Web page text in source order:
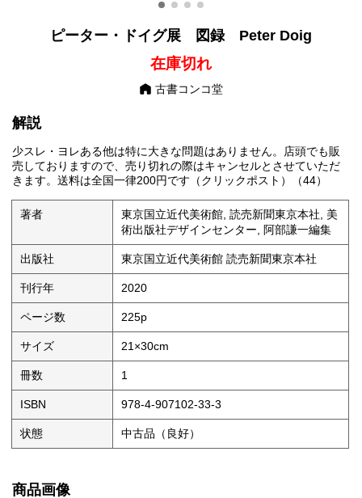
ピーター・ドイグ展 図録 Peter Doig
在庫切れ
古書コンコ堂
解説
少スレ・ヨレある他は特に大きな問題はありません。店頭でも販
売しておりますので、売り切れの際はキャンセルとさせていただ
きます。送料は全国一律200円です（クリックポスト）（44）
著者
東京国立近代美術館, 読売新聞東京本社, 美
術出版社デザインセンター, 阿部謙一編集
出版社 東京国立近代美術館 読売新聞東京本社
刊行年 2020
ページ数 225p
サイズ 21×30cm
冊数 1
ISBN 978-4-907102-33-3
状態 中古品（良好）
商品画像